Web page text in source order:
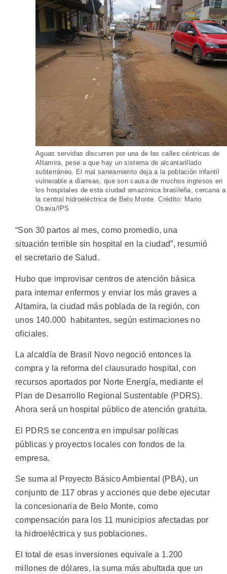
Aguas servidas discurren por una de las calles céntricas de
Altamira, pese a que hay un sistema de alcantarillado
subterráneo. El mal saneamiento deja a la población infantil
vulnerable a diarreas, que son causa de muchos ingresos en
los hospitales de esta ciudad amazónica brasileña, cercana a
la central hidroeléctrica de Belo Monte. Crédito: Mario
Osava/IPS
“Son 30 partos al mes, como promedio, una
situación terrible sin hospital en la ciudad”, resumió
el secretario de Salud.
Hubo que improvisar centros de atención básica
para internar enfermos y enviar los más graves a
Altamira, la ciudad más poblada de la región, con
unos 140.000 habitantes, según estimaciones no
oficiales.
La alcaldía de Brasil Novo negoció entonces la
compra y la reforma del clausurado hospital, con
recursos aportados por Norte Energía, mediante el
Plan de Desarrollo Regional Sustentable (PDRS).
Ahora será un hospital público de atención gratuita.
El PDRS se concentra en impulsar políticas
públicas y proyectos locales con fondos de la
empresa.
Se suma al Proyecto Básico Ambiental (PBA), un
conjunto de 117 obras y acciones que debe ejecutar
la concesionaria de Belo Monte, como
compensación para los 11 municipios afectadas por
la hidroeléctrica y sus poblaciones.
El total de esas inversiones equivale a 1.200
millones de dólares, la suma más abultada que un